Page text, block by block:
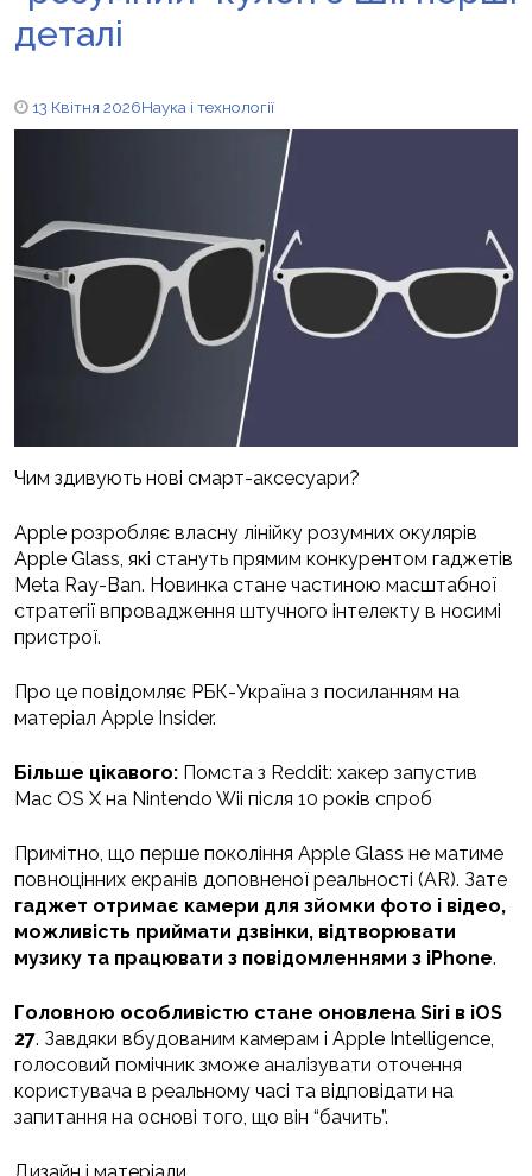
деталі
13 Квітня 2026Наука і технології
Чим здивують нові смарт-аксесуари?
Apple розробляє власну лінійку розумних окулярів
Apple Glass, які стануть прямим конкурентом гаджетів
Meta Ray-Ban. Новинка стане частиною масштабної
стратегії впровадження штучного інтелекту в носимі
пристрої.
Про це повідомляє РБК-Україна з посиланням на
матеріал Apple Insider.
Більше цікавого: Помста з Reddit: хакер запустив
Mac OS X на Nintendo Wii після 10 років спроб
Примітно, що перше покоління Apple Glass не матиме
повноцінних екранів доповненої реальності (AR). Зате
гаджет отримає камери для зйомки фото і відео,
можливість приймати дзвінки, відтворювати
музику та працювати з повідомленнями з iPhone.
Головною особливістю стане оновлена Siri в iOS
27. Завдяки вбудованим камерам і Apple Intelligence,
голосовий помічник зможе аналізувати оточення
користувача в реальному часі та відповідати на
запитання на основі того, що він “бачить”.